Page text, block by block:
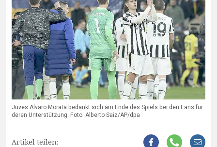
Juves Alvaro Morata bedankt sich am Ende des Spiels bei den Fans für
deren Unterstützung. Foto: Alberto Saiz/AP/dpa
Artikel teilen: